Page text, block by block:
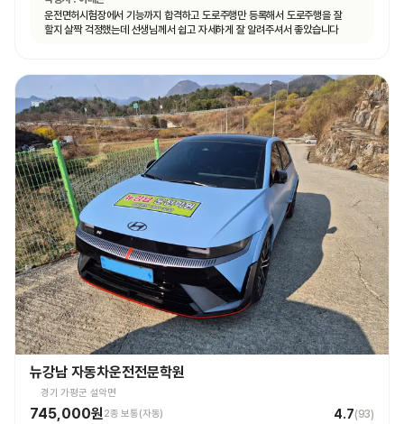
운전면허시험장에서 기능까지 합격하고 도로주행만 등록해서 도로주행을 잘
할지 살짝 걱정했는데 선생님께서 쉽고 자세하게 잘 알려주셔서 좋았습니다
뉴강남 자동차운전전문학원
경기 가평군 설악면
745,000원2종 보통(자동) 4.7(93)